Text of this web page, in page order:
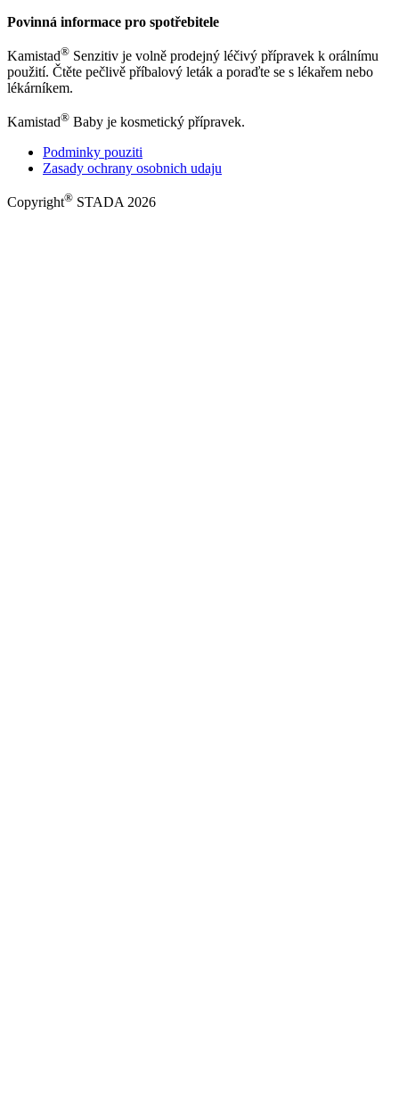
Povinná informace pro spotřebitele
Kamistad® Senzitiv je volně prodejný léčivý přípravek k orálnímu
použití. Čtěte pečlivě příbalový leták a poraďte se s lékařem nebo
lékárníkem.
Kamistad® Baby je kosmetický přípravek.
Podminky pouziti
Zasady ochrany osobnich udaju
Copyright® STADA 2026